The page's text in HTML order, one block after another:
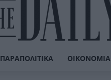
ΠΑΡΑΠΟΛΙΤΙΚΆ ΟΙΚΟΝΟΜΊΑ